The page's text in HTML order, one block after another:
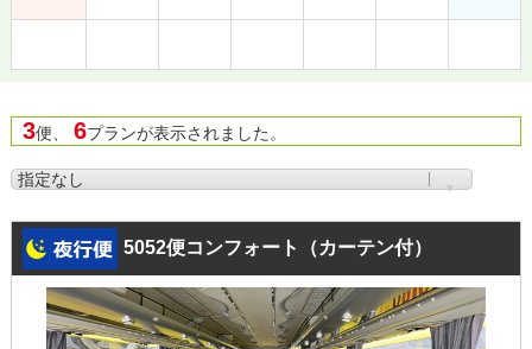
3便、 6プランが表示されました。
5052便コンフォート（カーテン付）